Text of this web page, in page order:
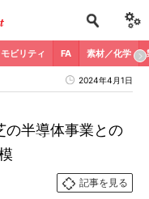
モビリティ FA 素材／化学
2024年4月1日
の半導体事業との
記事を見る